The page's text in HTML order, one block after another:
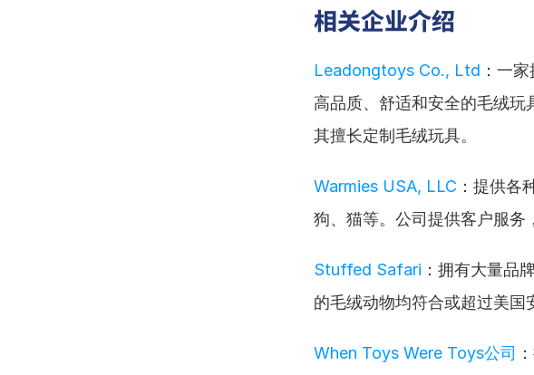
相关企业介绍
Leadongtoys Co., Ltd ：一
高品质、舒适和安全的毛绒
其擅长定制毛绒玩具。
Warmies USA, LLC ：提供各
狗、猫等。公司提供客户服务
Stuffed Safari ：拥有大量品
的毛绒动物均符合或超过美国
When Toys Were Toys公司